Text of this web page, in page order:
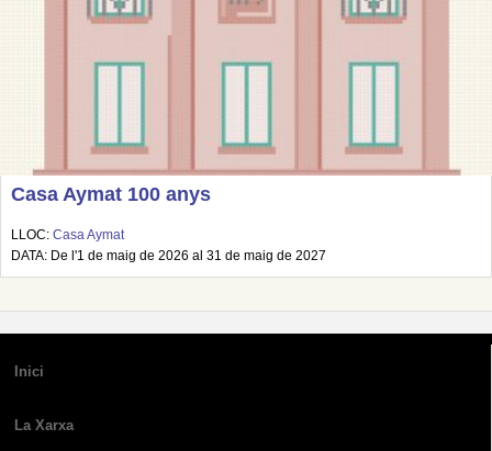
Casa Aymat 100 anys
LLOC: Casa Aymat
DATA: De l'1 de maig de 2026 al 31 de maig de 2027
Inici
La Xarxa